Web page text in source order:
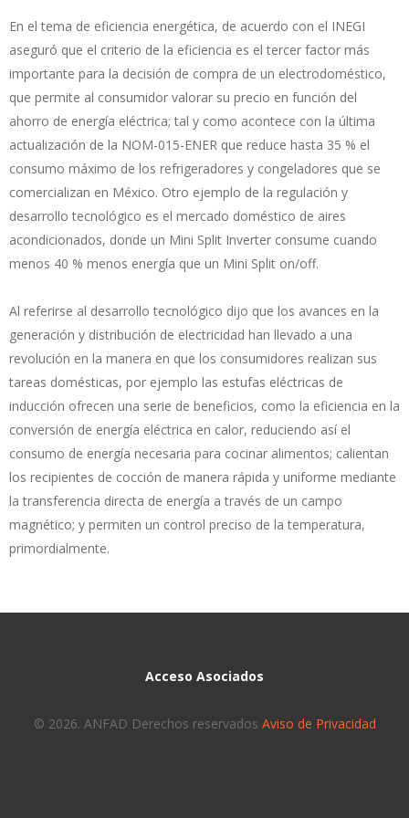
En el tema de eficiencia energética, de acuerdo con el INEGI
aseguró que el criterio de la eficiencia es el tercer factor más
importante para la decisión de compra de un electrodoméstico,
que permite al consumidor valorar su precio en función del
ahorro de energía eléctrica; tal y como acontece con la última
actualización de la NOM-015-ENER que reduce hasta 35 % el
consumo máximo de los refrigeradores y congeladores que se
comercializan en México. Otro ejemplo de la regulación y
desarrollo tecnológico es el mercado doméstico de aires
acondicionados, donde un Mini Split Inverter consume cuando
menos 40 % menos energía que un Mini Split on/off.
Al referirse al desarrollo tecnológico dijo que los avances en la
generación y distribución de electricidad han llevado a una
revolución en la manera en que los consumidores realizan sus
tareas domésticas, por ejemplo las estufas eléctricas de
inducción ofrecen una serie de beneficios, como la eficiencia en la
conversión de energía eléctrica en calor, reduciendo así el
consumo de energía necesaria para cocinar alimentos; calientan
los recipientes de cocción de manera rápida y uniforme mediante
la transferencia directa de energía a través de un campo
magnético; y permiten un control preciso de la temperatura,
primordialmente.
Acceso Asociados
© 2026. ANFAD Derechos reservados Aviso de Privacidad